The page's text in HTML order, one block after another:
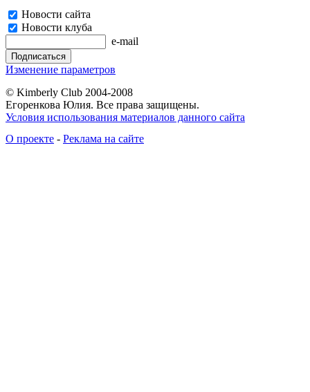
Новости сайта
Новости клуба
e-mail
Изменение параметров
© Kimberly Club 2004-2008
Егоренкова Юлия. Все права защищены.
Условия использования материалов данного сайта
О проекте - Реклама на сайте